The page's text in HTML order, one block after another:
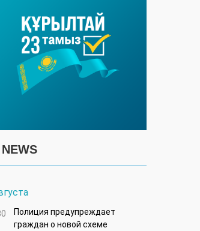
Полиция предупреждает
граждан о новой схеме